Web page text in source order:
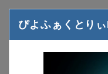
ぴよふぁくとり